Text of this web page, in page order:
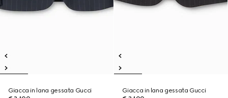
Giacca in lana gessata Gucci
Giacca in lana gessata Gucci